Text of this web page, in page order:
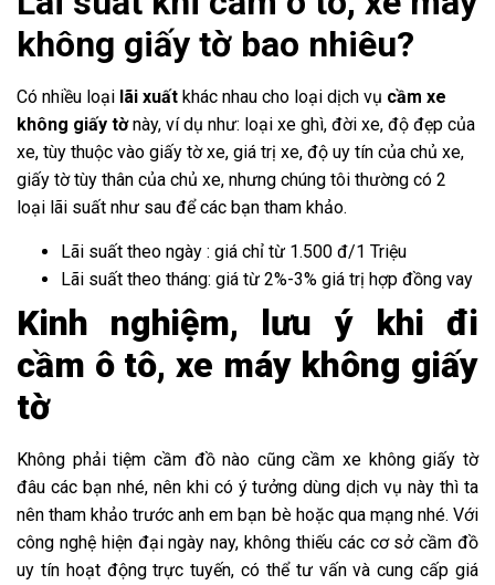
không giấy tờ bao nhiêu?
Có nhiều loại lãi xuất khác nhau cho loại dịch vụ cầm xe
không giấy tờnày, ví dụ như: loại xe ghì, đời xe, độ đẹp của
xe, tùy thuộc vào giấy tờ xe, giá trị xe, độ uy tín của chủ xe,
giấy tờ tùy thân của chủ xe, nhưng chúng tôi thường có 2
loại lãi suất như sau để các bạn tham khảo.
Lãi suất theo ngày : giá chỉ từ 1.500 đ/1 Triệu
Lãi suất theo tháng: giá từ 2%-3% giá trị hợp đồng vay
Kinh nghiệm, lưu ý khi đi
cầm ô tô, xe máy không giấy
tờ
Không phải tiệm cầm đồ nào cũng cầm xe không giấy tờ
đâu các bạn nhé, nên khi có ý tưởng dùng dịch vụ này thì ta
nên tham khảo trước anh em bạn bè hoặc qua mạng nhé. Với
công nghệ hiện đại ngày nay, không thiếu các cơ sở cầm đồ
uy tín hoạt động trực tuyến, có thể tư vấn và cung cấp giá